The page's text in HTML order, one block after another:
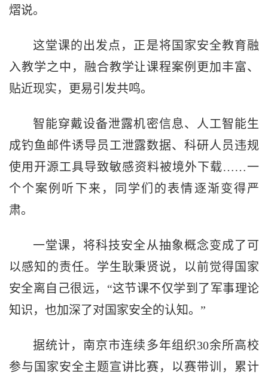
熠说。
这堂课的出发点，正是将国家安全教育融
入教学之中，融合教学让课程案例更加丰富、
贴近现实，更易引发共鸣。
智能穿戴设备泄露机密信息、人工智能生
成钓鱼邮件诱导员工泄露数据、科研人员违规
使用开源工具导致敏感资料被境外下载……一
个个案例听下来，同学们的表情逐渐变得严
肃。
一堂课，将科技安全从抽象概念变成了可
以感知的责任。学生耿秉贤说，以前觉得国家
安全离自己很远，“这节课不仅学到了军事理论
知识，也加深了对国家安全的认知。”
据统计，南京市连续多年组织30余所高校
参与国家安全主题宣讲比赛，以赛带训，累计